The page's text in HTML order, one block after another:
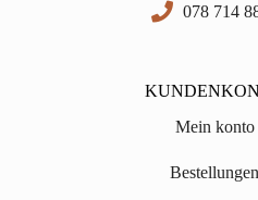
078 714
Mein konto
Bestellungen